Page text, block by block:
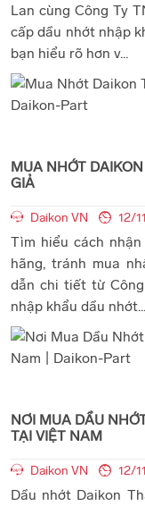
Lan cùng Công Ty
cấp dầu nhớt nhập
bạn hiểu rõ hơn v...
MUA NHỚT
GIẢ
Daikon VN 12/
Tìm hiểu cách
hãng, tránh mua
dẫn chi tiết từ
nhập khẩu dầu nhớt...
NƠI MUA DẦU
TẠI VIỆT NAM
Daikon VN 12/
Dầu nhớt Daikon